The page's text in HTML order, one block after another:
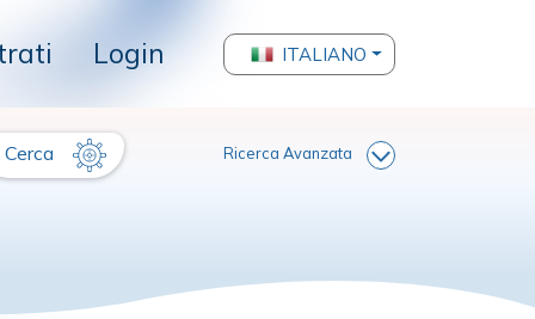
Login ITALIANO
Cerca Ricerca Avanzata